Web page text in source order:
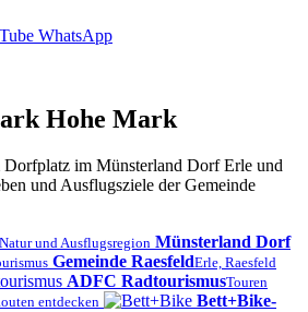
WhatsApp
Hohe Mark
im Münsterland Dorf Erle und
und Ausflugsziele der Gemeinde
Natur und Ausflugsregion Münsterland Dorf
Gemeinde RaesfeldErle, Raesfeld
ADFC RadtourismusTouren
entdecken
Bett+Bike-